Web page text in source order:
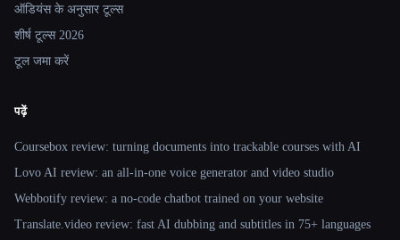
ऑडियंस के अनुसार टूल्स
शीर्ष टूल्स 2026
टूल जमा करें
पढ़ें
Coursebox review: turning documents into trackable courses with AI
Lovo AI review: an all-in-one voice generator and video studio
Webbotify review: a no-code chatbot trained on your website
Translate.video review: fast AI dubbing and subtitles in 75+ languages